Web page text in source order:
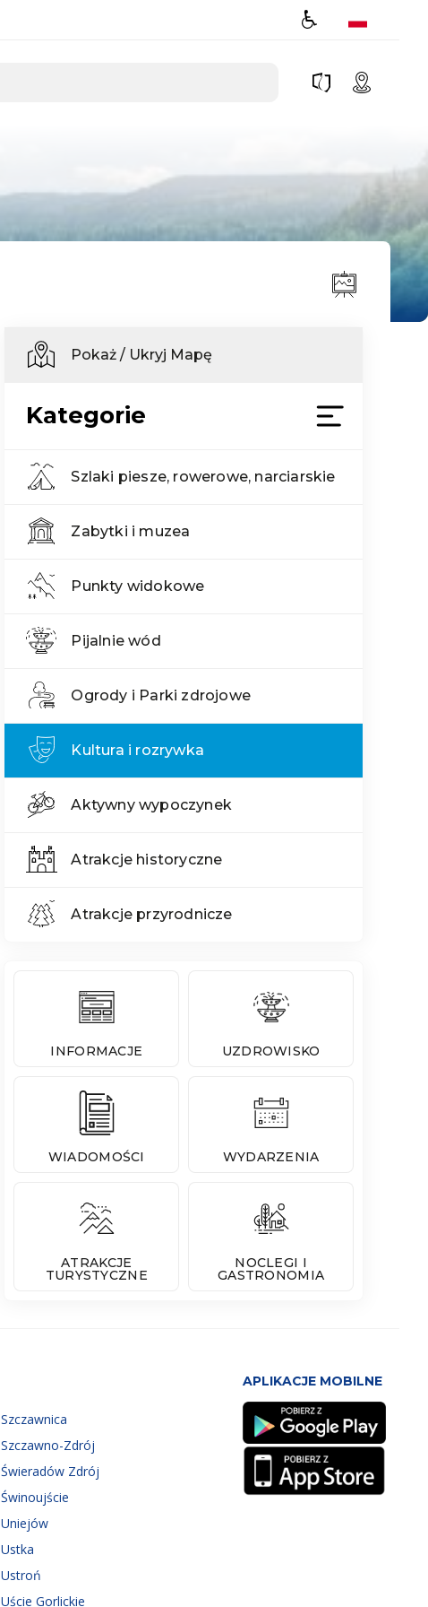
Pokaż / Ukryj Mapę
Kategorie
Szlaki piesze, rowerowe, narciarskie
Zabytki i muzea
Punkty widokowe
Pijalnie wód
Ogrody i Parki zdrojowe
Kultura i rozrywka
Aktywny wypoczynek
Atrakcje historyczne
Atrakcje przyrodnicze
INFORMACJE UZDROWISKO
WIADOMOŚCI WYDARZENIA
ATRAKCJE
TURYSTYCZNE
NOCLEGI I
GASTRONOMIA
Szczawnica
Szczawno-Zdrój
Świeradów Zdrój
Świnoujście
Uniejów
Ustka
Ustroń
Uście Gorlickie
APLIKACJE MOBILNE